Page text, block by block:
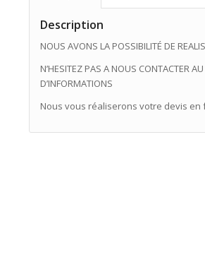
Description
NOUS AVONS LA POSSIBILITÉ DE
N’HESITEZ PAS A NOUS
D’INFORMATIONS
Nous vous réaliserons votre devis en